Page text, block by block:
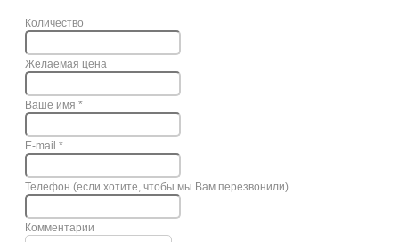
Количество
Желаемая цена
Ваше имя *
E-mail *
Телефон (если хотите, чтобы мы Вам перезвонили)
Комментарии